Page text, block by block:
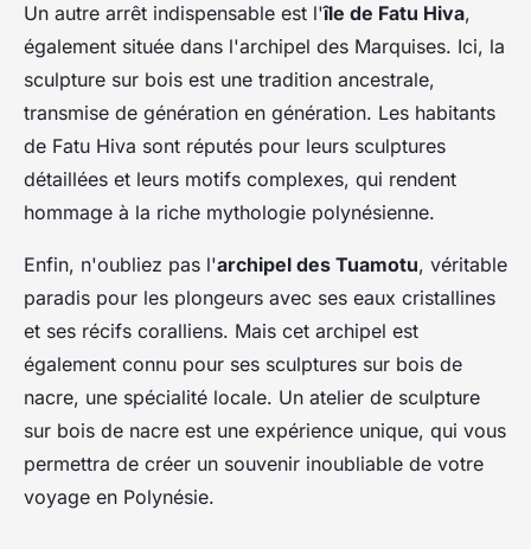
Un autre arrêt indispensable est l'île de Fatu Hiva,
également située dans l'archipel des Marquises. Ici, la
sculpture sur bois est une tradition ancestrale,
transmise de génération en génération. Les habitants
de Fatu Hiva sont réputés pour leurs sculptures
détaillées et leurs motifs complexes, qui rendent
hommage à la riche mythologie polynésienne.
Enfin, n'oubliez pas l'archipel des Tuamotu, véritable
paradis pour les plongeurs avec ses eaux cristallines
et ses récifs coralliens. Mais cet archipel est
également connu pour ses sculptures sur bois de
nacre, une spécialité locale. Un atelier de sculpture
sur bois de nacre est une expérience unique, qui vous
permettra de créer un souvenir inoubliable de votre
voyage en Polynésie.